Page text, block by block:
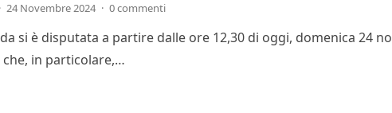
· 24 Novembre 2024 · 0 commenti
si è disputata a partire dalle ore 12,30 di oggi, domenica 24
che, in particolare,…